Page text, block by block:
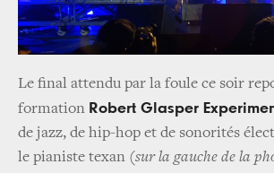
Le final attendu par la foule ce soir
formation Robert Glasper
de jazz, de hip-hop et de sonorités
le pianiste texan (sur la gauche de la